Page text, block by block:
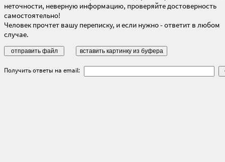
неточности, неверную информацию, проверяйте достоверность
самостоятельно!
Человек прочтет вашу переписку, и если нужно - ответит в любом
случае.
Получить ответы на email: